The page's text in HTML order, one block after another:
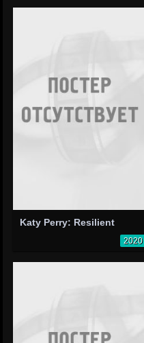
Katy Perry: Resilient
2020